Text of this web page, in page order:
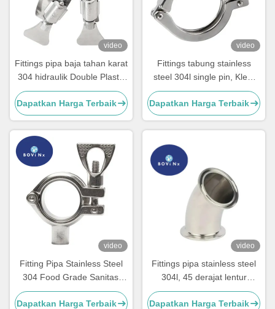
video
Fittings pipa baja tahan karat
304 hidraulik Double Plastik
Metal Heavy Duty
Dapatkan Harga Terbaik
video
Fittings tabung stainless
steel 304l single pin, Klem
stainless steel sanitasi
Dapatkan Harga Terbaik
video
Fitting Pipa Stainless Steel
304 Food Grade Sanitasi
Ferrule Single Pin Clamp
Dapatkan Harga Terbaik
video
Fittings pipa stainless steel
304l, 45 derajat lentur
pendek siku
Dapatkan Harga Terbaik